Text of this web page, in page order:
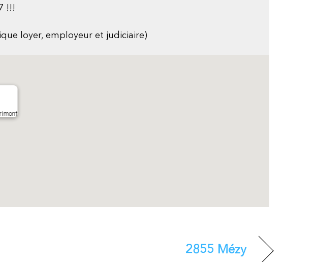
!!!
loyer, employeur et judiciaire)
2855 Mézy